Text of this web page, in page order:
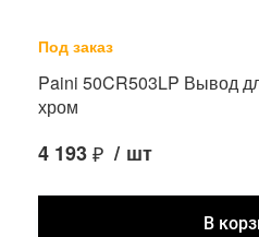
Под заказ
Paini 50CR503LP Вывод
хром
4 193₽ / шт